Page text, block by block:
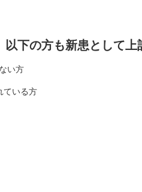
下の方も新患として
い方
ている方